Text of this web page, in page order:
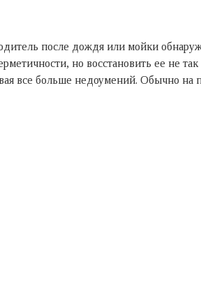
после дождя или мойки
но восстановить ее не
все больше недоумений. Обычно